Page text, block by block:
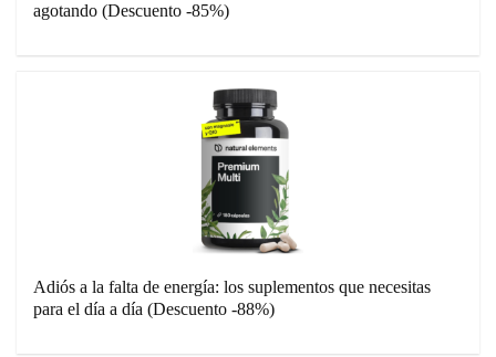
agotando (Descuento -85%)
Adiós a la falta de energía: los suplementos que necesitas
para el día a día (Descuento -88%)